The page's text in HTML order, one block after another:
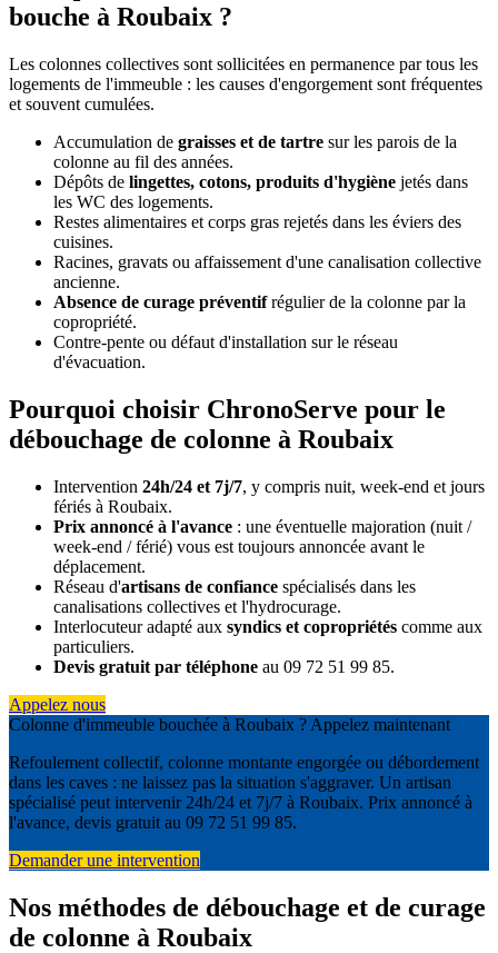
bouche à Roubaix ?
Les colonnes collectives sont sollicitées en permanence par tous les
logements de l'immeuble : les causes d'engorgement sont fréquentes
et souvent cumulées.
Accumulation de graisses et de tartre sur les parois de la
colonne au fil des années.
Dépôts de lingettes, cotons, produits d'hygiène jetés dans
les WC des logements.
Restes alimentaires et corps gras rejetés dans les éviers des
cuisines.
Racines, gravats ou affaissement d'une canalisation collective
ancienne.
Absence de curage préventifrégulier de la colonne par la
copropriété.
Contre-pente ou défaut d'installation sur le réseau
d'évacuation.
Pourquoi choisir ChronoServe pour le
débouchage de colonne à Roubaix
Intervention 24h/24 et 7j/7, y compris nuit, week-end et jours
fériés à Roubaix.
Prix annoncé à l'avance : une éventuelle majoration (nuit /
week-end / férié) vous est toujours annoncée avant le
déplacement.
Réseau d'artisans de confiance spécialisés dans les
canalisations collectives et l'hydrocurage.
Interlocuteur adapté aux syndics et copropriétés comme aux
particuliers.
Devis gratuit par téléphone au 09 72 51 99 85.
Appelez nous
Colonne d'immeuble bouchée à Roubaix ? Appelez maintenant
Refoulement collectif, colonne montante engorgée ou débordement
dans les caves : ne laissez pas la situation s'aggraver. Un artisan
spécialisé peut intervenir 24h/24 et 7j/7 à Roubaix. Prix annoncé à
l'avance, devis gratuit au 09 72 51 99 85.
Demander une intervention
Nos méthodes de débouchage et de curage
de colonne à Roubaix